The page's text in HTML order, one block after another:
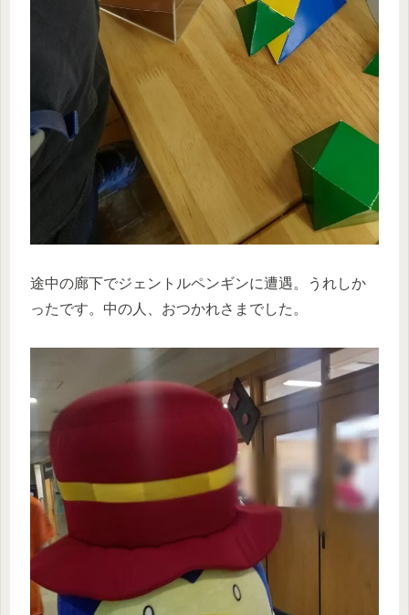
途中の廊下でジェントルペンギンに遭遇。うれしか
ったです。中の人、おつかれさまでした。